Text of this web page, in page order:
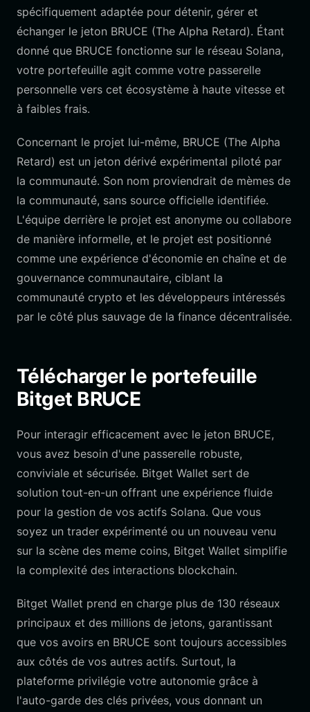
spécifiquement adaptée pour détenir, gérer et
échanger le jeton BRUCE (The Alpha Retard). Étant
donné que BRUCE fonctionne sur le réseau Solana,
votre portefeuille agit comme votre passerelle
personnelle vers cet écosystème à haute vitesse et
à faibles frais.
Concernant le projet lui-même, BRUCE (The Alpha
Retard) est un jeton dérivé expérimental piloté par
la communauté. Son nom proviendrait de mèmes de
la communauté, sans source officielle identifiée.
L'équipe derrière le projet est anonyme ou collabore
de manière informelle, et le projet est positionné
comme une expérience d'économie en chaîne et de
gouvernance communautaire, ciblant la
communauté crypto et les développeurs intéressés
par le côté plus sauvage de la finance décentralisée.
Télécharger le portefeuille
Bitget BRUCE
Pour interagir efficacement avec le jeton BRUCE,
vous avez besoin d'une passerelle robuste,
conviviale et sécurisée. Bitget Wallet sert de
solution tout-en-un offrant une expérience fluide
pour la gestion de vos actifs Solana. Que vous
soyez un trader expérimenté ou un nouveau venu
sur la scène des meme coins, Bitget Wallet simplifie
la complexité des interactions blockchain.
Bitget Wallet prend en charge plus de 130 réseaux
principaux et des millions de jetons, garantissant
que vos avoirs en BRUCE sont toujours accessibles
aux côtés de vos autres actifs. Surtout, la
plateforme privilégie votre autonomie grâce à
l'auto-garde des clés privées, vous donnant un